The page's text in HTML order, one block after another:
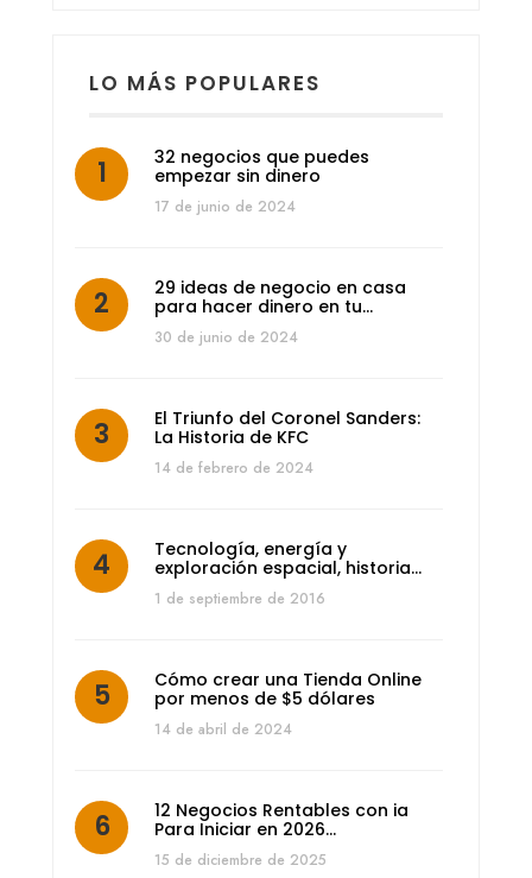
LO MÁS POPULARES
32 negocios que puedes
empezar sin dinero
17 de junio de 2024
29 ideas de negocio en casa
para hacer dinero en tu…
30 de junio de 2024
El Triunfo del Coronel Sanders:
La Historia de KFC
14 de febrero de 2024
Tecnología, energía y
exploración espacial, historia…
1 de septiembre de 2016
Cómo crear una Tienda Online
por menos de $5 dólares
14 de abril de 2024
12 Negocios Rentables con ia
Para Iniciar en 2026…
15 de diciembre de 2025